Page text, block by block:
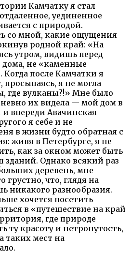
Камчатку я стал
уединенное
с природой.
со мной, какие ощущения
родной край: «На
утром, видишь перед
не «каменные
Когда после Камчатки я
просыпаясь, я не могла
где вулканы?!» Мне было
их видела — мой дом в
и впереди Авачинская
я себе и не
в жизни будто обратная с
живя в Петербурге, я не
как за окном может быть
Однако всякий раз
деревень, мне
грустно, что, глядя на
никакого разнообразия.
хочется посетить
в «путешествие на край
где природе
ту красоту и нетронутость,
таких мест на